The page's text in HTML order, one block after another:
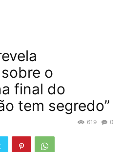
o
final do
tem segredo”
0
619